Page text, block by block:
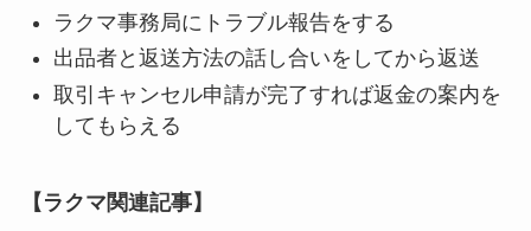
ラクマ事務局にトラブル報告をする
出品者と返送方法の話し合いをしてから返送
取引キャンセル申請が完了すれば返金の案内を
してもらえる
【ラクマ関連記事】